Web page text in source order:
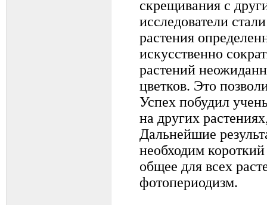
скрещивания с
исследователи
растения
искусственно
растений
цветков. Это
Успех побудил
на других
Дальнейшие
необходим
общее для всех
фотопериодизм.